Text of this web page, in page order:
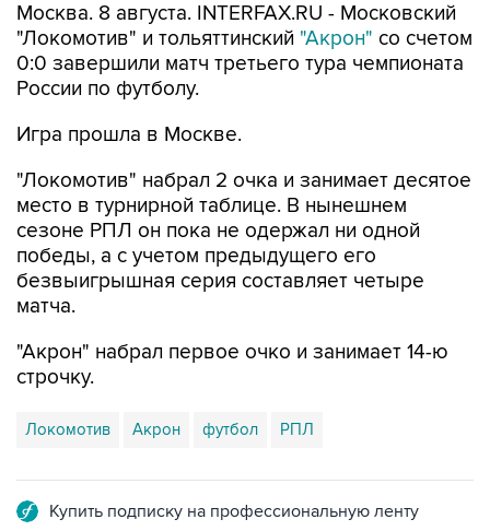
Москва. 8 августа. INTERFAX.RU - Московский
"Локомотив" и тольяттинский "Акрон" со счетом
0:0 завершили матч третьего тура чемпионата
России по футболу.
Игра прошла в Москве.
"Локомотив" набрал 2 очка и занимает десятое
место в турнирной таблице. В нынешнем
сезоне РПЛ он пока не одержал ни одной
победы, а с учетом предыдущего его
безвыигрышная серия составляет четыре
матча.
"Акрон" набрал первое очко и занимает 14-ю
строчку.
Локомотив Акрон футбол РПЛ
Купить подписку на профессиональную ленту